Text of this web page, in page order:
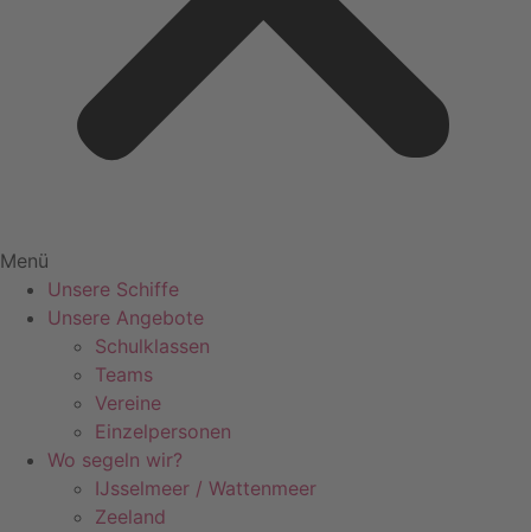
Menü
Unsere Schiffe
Unsere Angebote
Schulklassen
Teams
Vereine
Einzelpersonen
Wo segeln wir?
IJsselmeer / Wattenmeer
Zeeland